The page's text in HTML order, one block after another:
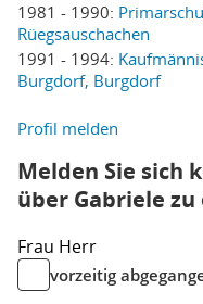
1981 - 1990:
Rüegsauschachen
1991 - 1994:
Burgdorf, Burgdorf
Profil melden
Melden Sie sich
über Gabriele
Frau Herr
vorzeitig